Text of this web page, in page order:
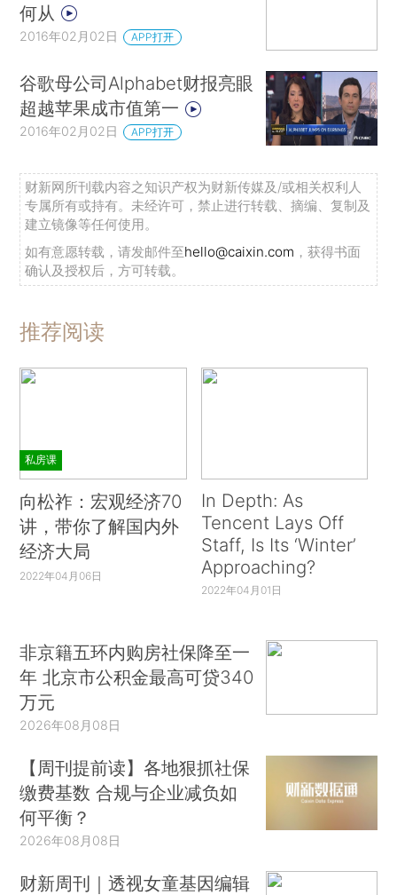
何从
2016年02月02日 APP打开
谷歌母公司Alphabet财报亮眼
超越苹果成市值第一
2016年02月02日 APP打开
财新网所刊载内容之知识产权为财新传媒及/或相关权利人
专属所有或持有。未经许可，禁止进行转载、摘编、复制及
建立镜像等任何使用。
如有意愿转载，请发邮件至hello@caixin.com ，获得书面
确认及授权后，方可转载。
推荐阅读
私房课
向松祚：宏观经济70
讲，带你了解国内外
经济大局
2022年04月06日
In Depth: As
Tencent Lays Off
Staff, Is Its ‘Winter’
Approaching?
2022年04月01日
非京籍五环内购房社保降至一
年 北京市公积金最高可贷340
万元
2026年08月08日
【周刊提前读】各地狠抓社保
缴费基数 合规与企业减负如
何平衡？
2026年08月08日
财新周刊｜透视女童基因编辑